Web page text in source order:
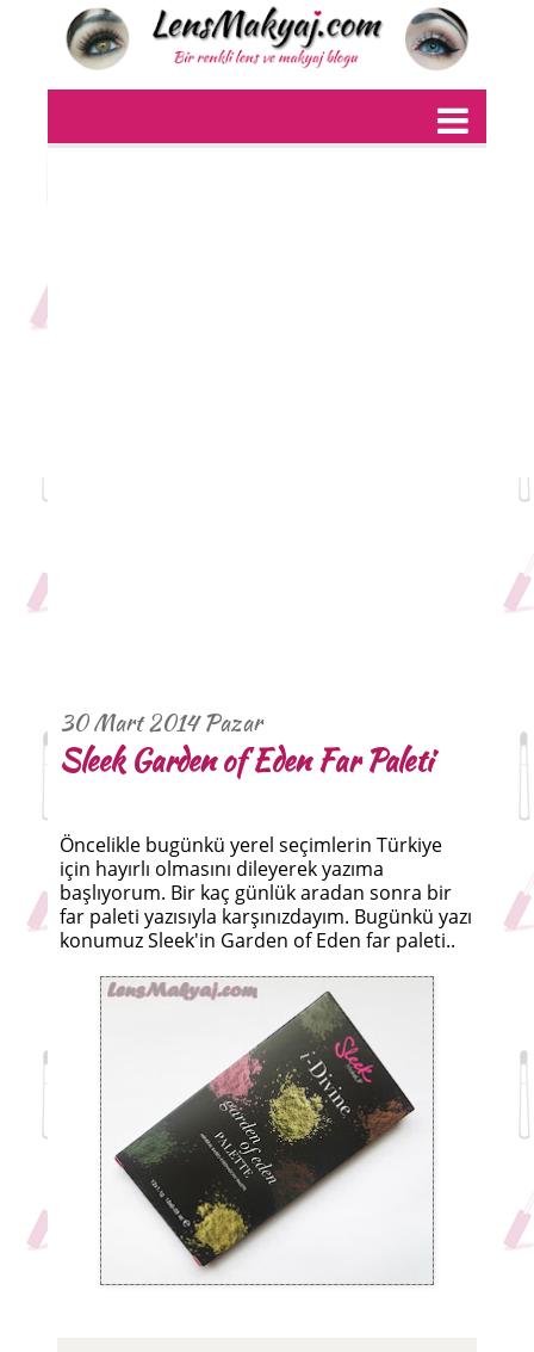
30 Mart 2014 Pazar
Sleek Garden of Eden Far Paleti
Öncelikle bugünkü yerel seçimlerin Türkiye
için hayırlı olmasını dileyerek yazıma
başlıyorum. Bir kaç günlük aradan sonra bir
far paleti yazısıyla karşınızdayım. Bugünkü yazı
konumuz Sleek'in Garden of Eden far paleti..